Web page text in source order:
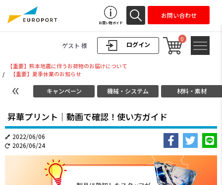
ログイン
ゲスト 様
0
お買い物ガイド
お問い合わせ
【重要】熊本地震に伴うお荷物のお届けについて
/
【重要】夏季休業のお知らせ
キャンペーン 機械・システム 材料・素材
昇華プリント｜動画で確認！使い方ガイド
2022/06/06
2026/06/24